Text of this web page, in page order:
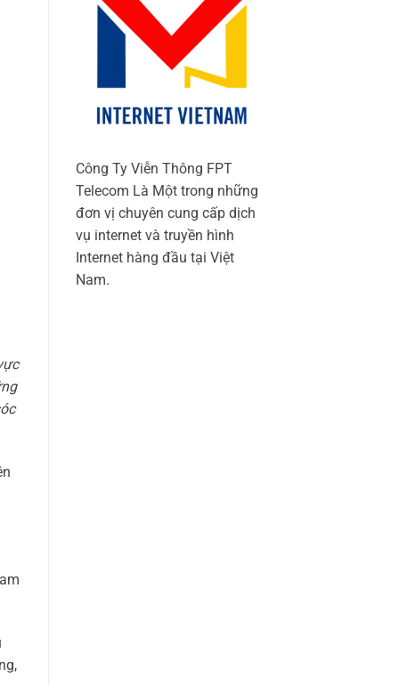
Công Ty Viễn Thông FPT
Telecom Là Một trong những
đơn vị chuyên cung cấp dịch
vụ internet và truyền hình
Internet hàng đầu tại Việt
Nam.